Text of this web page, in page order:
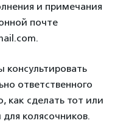
и примечания
почте
консультировать
ответственного
как сделать тот или
колясочников.